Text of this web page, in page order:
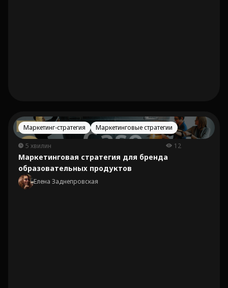
Маркетинг-стратегия Маркетинговые стратегии
5 хвилин 12
Маркетинговая стратегия для бренда
образовательных продуктов
Елена Заднепровская